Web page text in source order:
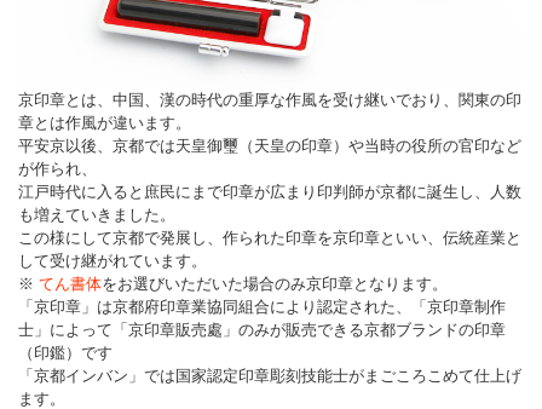
京印章とは、中国、漢の時代の重厚な作風を受け継いでおり、関東の印
章とは作風が違います。
平安京以後、京都では天皇御璽（天皇の印章）や当時の役所の官印など
が作られ、
江戸時代に入ると庶民にまで印章が広まり印判師が京都に誕生し、人数
も増えていきました。
この様にして京都で発展し、作られた印章を京印章といい、伝統産業と
して受け継がれています。
※ てん書体をお選びいただいた場合のみ京印章となります。
「京印章」は京都府印章業協同組合により認定された、「京印章制作
士」によって「京印章販売處」のみが販売できる京都ブランドの印章
（印鑑）です
「京都インバン」では国家認定印章彫刻技能士がまごころこめて仕上げ
ます。